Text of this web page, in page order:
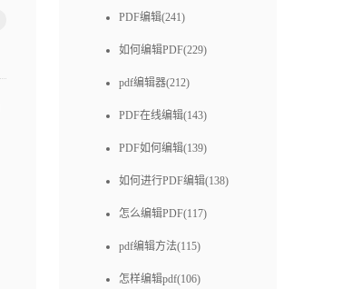
PDF编辑(241)
如何编辑PDF(229)
pdf编辑器(212)
PDF在线编辑(143)
PDF如何编辑(139)
如何进行PDF编辑(138)
怎么编辑PDF(117)
pdf编辑方法(115)
怎样编辑pdf(106)